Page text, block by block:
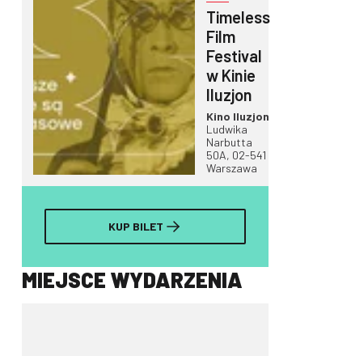
Timeless
Film
Festival
w Kinie
Iluzjon
Kino Iluzjon
Ludwika
Narbutta
50A, 02-541
Warszawa
KUP BILET
MIEJSCE WYDARZENIA